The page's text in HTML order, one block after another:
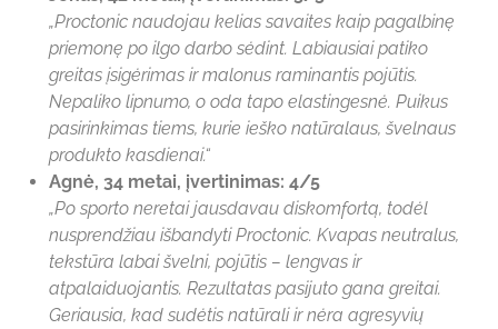
„Proctonic naudojau kelias savaites kaip pagalbinę
priemonę po ilgo darbo sėdint. Labiausiai patiko
greitas įsigėrimas ir malonus raminantis pojūtis.
Nepaliko lipnumo, o oda tapo elastingesnė. Puikus
pasirinkimas tiems, kurie ieško natūralaus, švelnaus
produkto kasdienai.“
Agnė, 34 metai, įvertinimas: 4/5
„Po sporto neretai jausdavau diskomfortą, todėl
nusprendžiau išbandyti Proctonic. Kvapas neutralus,
tekstūra labai švelni, pojūtis – lengvas ir
atpalaiduojantis. Rezultatas pasijuto gana greitai.
Geriausia, kad sudėtis natūrali ir nėra agresyvių